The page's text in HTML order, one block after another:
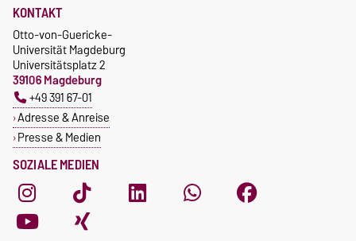
SOZIALE MEDIEN
KONTAKT
Otto-von-Guericke-
Universität Magdeburg
Universitätsplatz 2
39106 Magdeburg
+49 391 67-01
Adresse & Anreise
Presse & Medien